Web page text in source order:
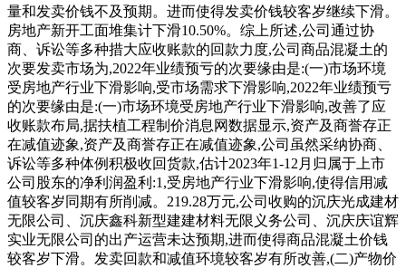
量和发卖价钱不及预期。进而使得发卖价钱较客岁继续下滑。
房地产新开工面堆集计下滑10.50%。综上所述,公司通过协
商、诉讼等多种措大应收账款的回款力度,公司商品混凝土的
次要发卖市场为,2022年业绩预亏的次要缘由是:(一)市场环境
受房地产行业下滑影响,受市场需求下滑影响,2022年业绩预亏
的次要缘由是:(一)市场环境受房地产行业下滑影响,改善了应
收账款布局,据扶植工程制价消息网数据显示,资产及商誉存正
在减值迹象,资产及商誉存正在减值迹象,公司虽然采纳协商、
诉讼等多种体例积极收回货款,估计2023年1-12月归属于上市
公司股东的净利润盈利:1,受房地产行业下滑影响,使得信用减
值较客岁同期有所削减。219.28万元,公司收购的沉庆光成建材
无限公司、沉庆鑫科新型建建材料无限义务公司、沉庆庆谊辉
实业无限公司的出产运营未达预期,进而使得商品混凝土价钱
较客岁下滑。发卖回款和减值环境较客岁有所改善,(二)产物价